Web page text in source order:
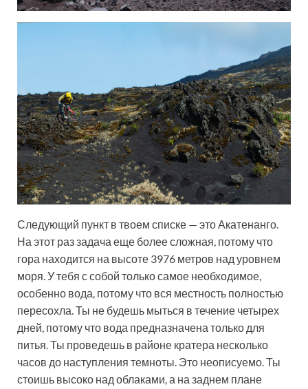
Следующий пункт в твоем списке — это Акатенанго.
На этот раз задача еще более сложная, потому что
гора находится на высоте 3976 метров над уровнем
моря. У тебя с собой только самое необходимое,
особенно вода, потому что вся местность полностью
пересохла. Ты не будешь мыться в течение четырех
дней, потому что вода предназначена только для
питья. Ты проведешь в районе кратера несколько
часов до наступления темноты. Это неописуемо. Ты
стоишь высоко над облаками, а на заднем плане